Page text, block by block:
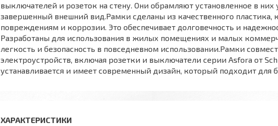
выключателей и розеток на стену. Они обрамляют установленное в них
завершенный внешний вид.Рамки сделаны из качественного пластика,
повреждениям и коррозии. Это обеспечивает долговечность и
Разработаны для использования в жилых помещениях и малых
легкость и безопасность в повседневном использовании.Рамки
электроустройств, включая розетки и выключатели серии Asfora от
устанавливается и имеет современный дизайн, который подходит для
ХАРАКТЕРИСТИКИ